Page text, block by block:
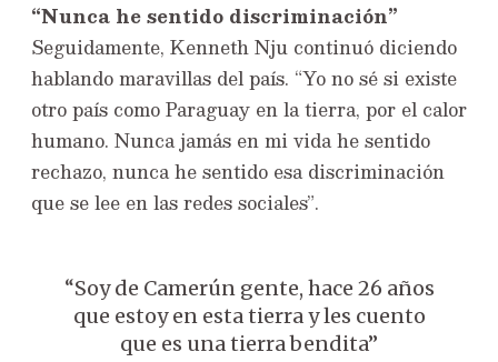
“Nunca he sentido discriminación”
Seguidamente, Kenneth Nju continuó diciendo
hablando maravillas del país. “Yo no sé si existe
otro país como Paraguay en la tierra, por el calor
humano. Nunca jamás en mi vida he sentido
rechazo, nunca he sentido esa discriminación
que se lee en las redes sociales”.
“Soy de Camerún gente, hace 26 años
que estoy en esta tierra y les cuento
que es una tierra bendita”